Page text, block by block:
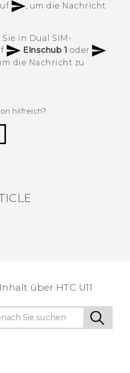
, um die Nachricht
in Dual SIM-
Einschub 1 oder
die Nachricht zu
hilfreich?
über‎ HTC U11